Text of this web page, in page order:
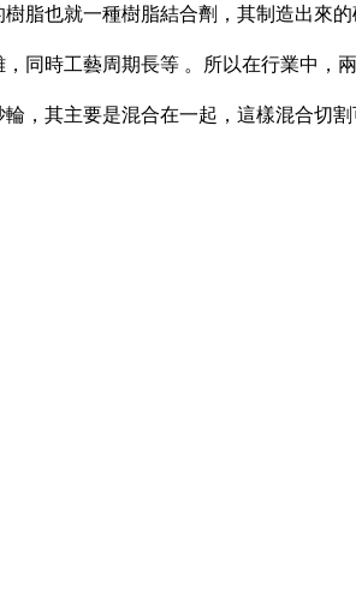
脂也就一種樹脂結合劑，其制造出來
同時工藝周期長等 。所以在行業中，
，其主要是混合在一起，這樣混合切